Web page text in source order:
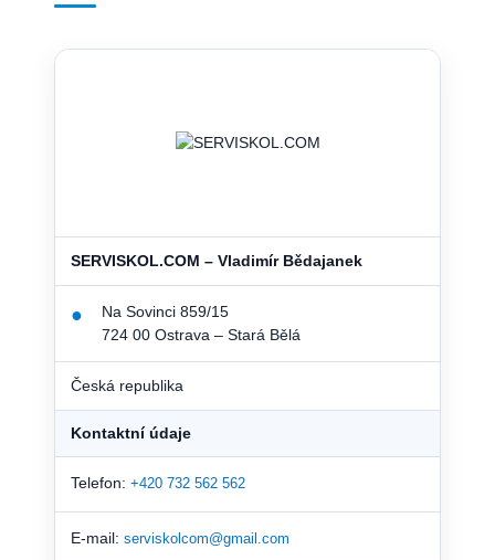
SERVISKOL.COM – Vladimír Bědajanek
●
Na Sovinci 859/15
724 00 Ostrava – Stará Bělá
Česká republika
Kontaktní údaje
Telefon: +420 732 562 562
E-mail: serviskolcom@gmail.com